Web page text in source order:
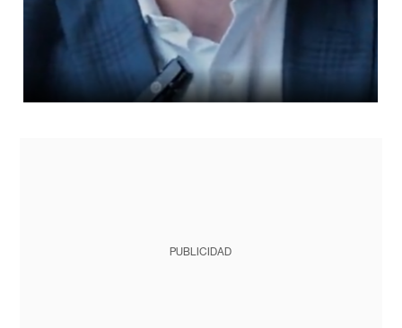
PUBLICIDAD